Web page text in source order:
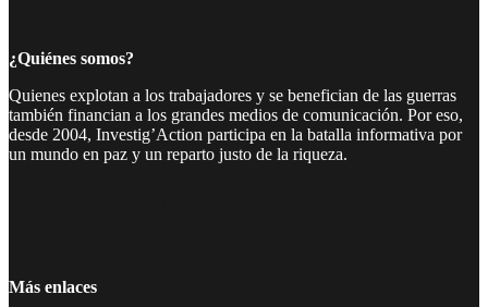
¿Quiénes somos?
Quienes explotan a los trabajadores y se benefician de las guerras
también financian a los grandes medios de comunicación. Por eso,
desde 2004, Investig’Action participa en la batalla informativa por
un mundo en paz y un reparto justo de la riqueza.
Más enlaces